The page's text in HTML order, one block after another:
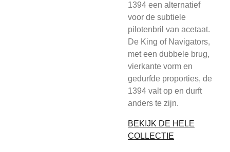
1394 een alternatief
voor de subtiele
pilotenbril van acetaat.
De King of Navigators,
met een dubbele brug,
vierkante vorm en
gedurfde proporties, de
1394 valt op en durft
anders te zijn.
BEKIJK DE HELE
COLLECTIE